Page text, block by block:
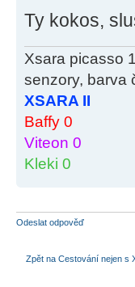
Ty kokos,
Xsara picasso
senzory, barva
XSARA II
Baffy 0
Viteon 0
Kleki 0
Odeslat odpověď
Zpět na Cestování nejen s